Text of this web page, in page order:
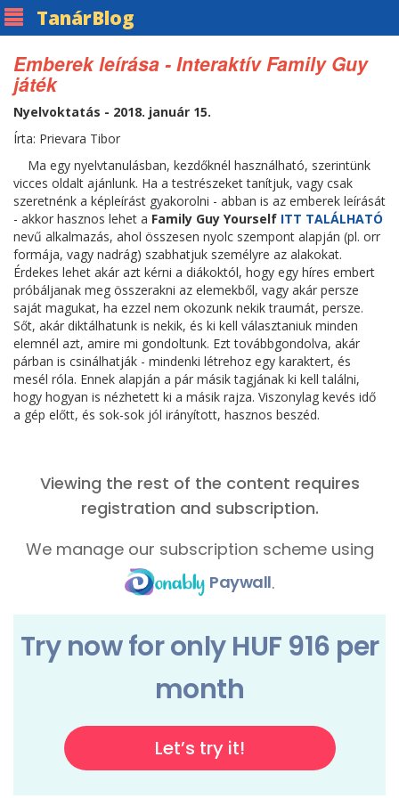
TanárBlog
Emberek leírása - Interaktív Family Guy
játék
Nyelvoktatás - 2018. január 15.
Írta: Prievara Tibor
Ma egy nyelvtanulásban, kezdőknél használható, szerintünk
vicces oldalt ajánlunk. Ha a testrészeket tanítjuk, vagy csak
szeretnénk a képleírást gyakorolni - abban is az emberek leírását
- akkor hasznos lehet a Family Guy Yourself ITT TALÁLHATÓ
nevű alkalmazás, ahol összesen nyolc szempont alapján (pl. orr
formája, vagy nadrág) szabhatjuk személyre az alakokat.
Érdekes lehet akár azt kérni a diákoktól, hogy egy híres embert
próbáljanak meg összerakni az elemekből, vagy akár persze
saját magukat, ha ezzel nem okozunk nekik traumát, persze.
Sőt, akár diktálhatunk is nekik, és ki kell választaniuk minden
elemnél azt, amire mi gondoltunk. Ezt továbbgondolva, akár
párban is csinálhatják - mindenki létrehoz egy karaktert, és
mesél róla. Ennek alapján a pár másik tagjának ki kell találni,
hogy hogyan is nézhetett ki a másik rajza. Viszonylag kevés idő
a gép előtt, és sok-sok jól irányított, hasznos beszéd.